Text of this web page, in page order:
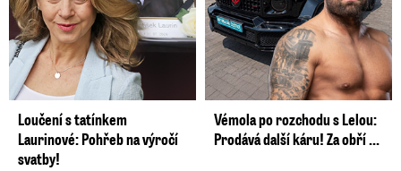
Loučení s tatínkem
Laurinové: Pohřeb na výročí
svatby!
Vémola po rozchodu s Lelou:
Prodává další káru! Za obří ...